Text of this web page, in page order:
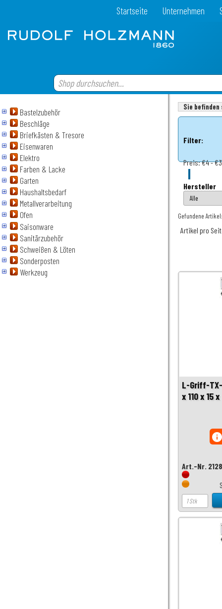
Startseite Unternehmen
Bastelzubehör
Beschläge
Briefkästen & Tresore
Eisenwaren
Elektro
Farben & Lacke
Garten
Haushaltsbedarf
Metallverarbeitung
Ofen
Saisonware
Sanitärzubehör
Schweißen & Löten
Sonderposten
Werkzeug
Sie
Filter:
Preis:€4 -
Hersteller
Gefundene
Artikel pro
L-Griff-
x 110 x 15
Art.-Nr.